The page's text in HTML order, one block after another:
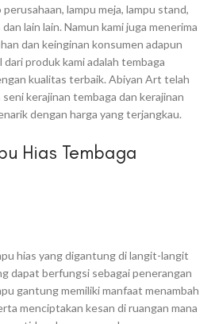
lampu meja, lampu stand,
lain lain. Namun kami juga menerima
dan keinginan konsumen adapun
produk kami adalah tembaga
kualitas terbaik. Abiyan Art telah
kerajinan tembaga dan kerajinan
dengan harga yang terjangkau.
Hias Tembaga
hias yang digantung di langit-langit
dapat berfungsi sebagai penerangan
gantung memiliki manfaat menambah
menciptakan kesan di ruangan mana